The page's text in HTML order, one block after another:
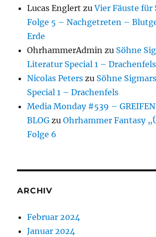
Lucas Englert zuVier Fäuste für
Folge 5 – Nachgetreten –
Erde
OhrhammerAdmin zu Söhne
Literatur Special 1 – Drachenfels
Nicolas Peters zu Söhne
Special 1 – Drachenfels
Media Monday #539 –
BLOG zuOhrhammer Fantasy
Folge 6
ARCHIV
Februar 2024
Januar 2024